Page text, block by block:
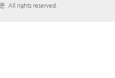
. All rights reserved.